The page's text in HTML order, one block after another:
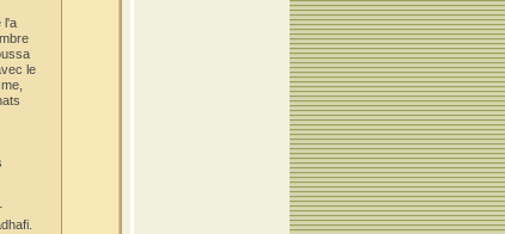
l'a
le